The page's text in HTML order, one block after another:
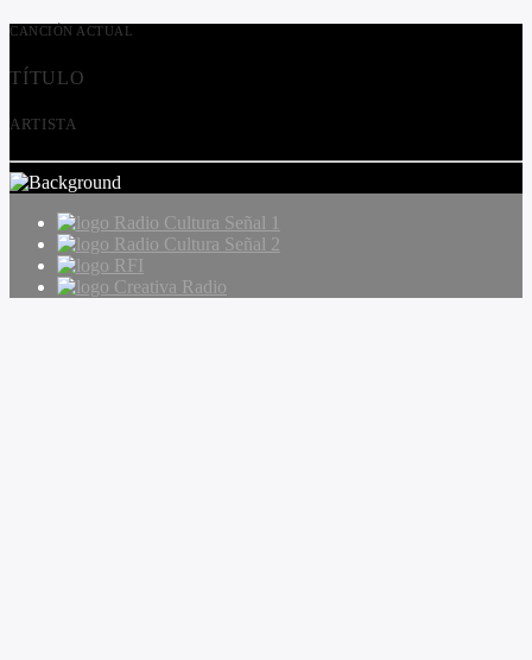
CANCIÓN ACTUAL
TÍTULO
ARTISTA
Radio Cultura Señal 1
Radio Cultura Señal 2
RFI
Creativa Radio